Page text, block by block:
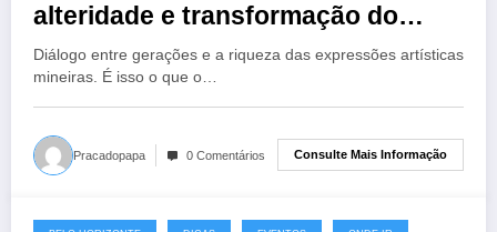
alteridade e transformação do
olhar”
Diálogo entre gerações e a riqueza das expressões artísticas
mineiras. É isso o que o…
Pracadopapa 0 Comentários Consulte Mais Informação